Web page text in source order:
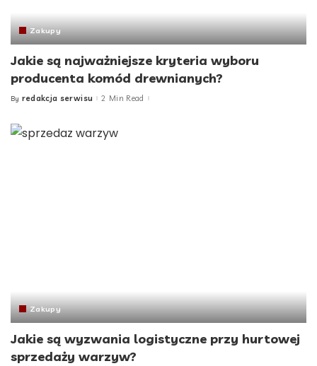
Zakupy
Jakie są najważniejsze kryteria wyboru
producenta komód drewnianych?
Posted
By redakcja serwisu 2 Min Read
Zakupy
Jakie są wyzwania logistyczne przy hurtowej
sprzedaży warzyw?